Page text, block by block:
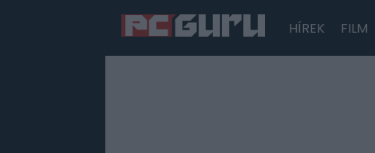
HÍREK FILM